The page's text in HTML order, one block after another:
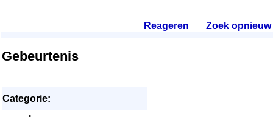
Reageren Zoek opnieuw.
Gebeurtenis
Categorie: